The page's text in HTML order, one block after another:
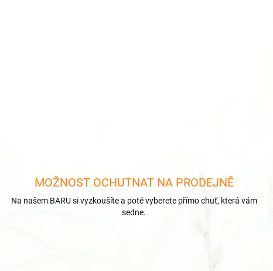
MOŽNOST OCHUTNAT NA PRODEJNĚ
Na našem BARU si vyzkoušíte a poté vyberete přímo chuť, která vám
sedne.